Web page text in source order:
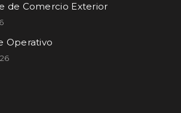
de Comercio Exterior
Operativo